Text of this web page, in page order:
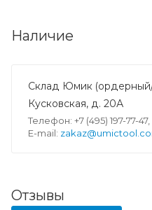
Наличие
Склад Юмик
Кусковская, д. 20А
Телефон: +7 (495) 197-77-47,
E-mail:
Отзывы